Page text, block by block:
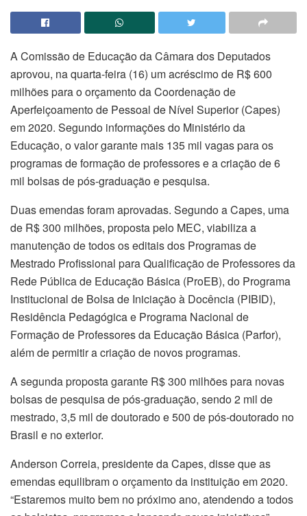
A Comissão de Educação da Câmara dos Deputados
aprovou, na quarta-feira (16) um acréscimo de R$ 600
milhões para o orçamento da Coordenação de
Aperfeiçoamento de Pessoal de Nível Superior (Capes)
em 2020. Segundo informações do Ministério da
Educação, o valor garante mais 135 mil vagas para os
programas de formação de professores e a criação de 6
mil bolsas de pós-graduação e pesquisa.
Duas emendas foram aprovadas. Segundo a Capes, uma
de R$ 300 milhões, proposta pelo MEC, viabiliza a
manutenção de todos os editais dos Programas de
Mestrado Profissional para Qualificação de Professores da
Rede Pública de Educação Básica (ProEB), do Programa
Institucional de Bolsa de Iniciação à Docência (PIBID),
Residência Pedagógica e Programa Nacional de
Formação de Professores da Educação Básica (Parfor),
além de permitir a criação de novos programas.
A segunda proposta garante R$ 300 milhões para novas
bolsas de pesquisa de pós-graduação, sendo 2 mil de
mestrado, 3,5 mil de doutorado e 500 de pós-doutorado no
Brasil e no exterior.
Anderson Correia, presidente da Capes, disse que as
emendas equilibram o orçamento da instituição em 2020.
“Estaremos muito bem no próximo ano, atendendo a todos